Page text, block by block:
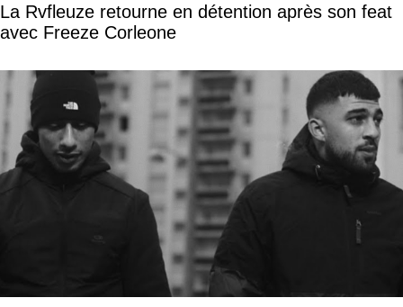
La Rvfleuze retourne en détention après son feat
avec Freeze Corleone